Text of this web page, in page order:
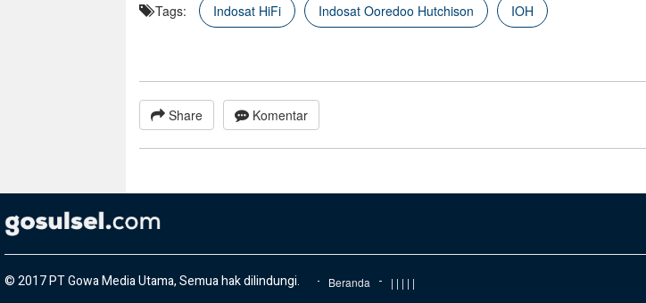
Tags: Indosat HiFi Indosat Ooredoo Hutchison IOH
Komentar
Share
© 2017 PT Gowa Media Utama, Semua hak dilindungi. Beranda | | | | |